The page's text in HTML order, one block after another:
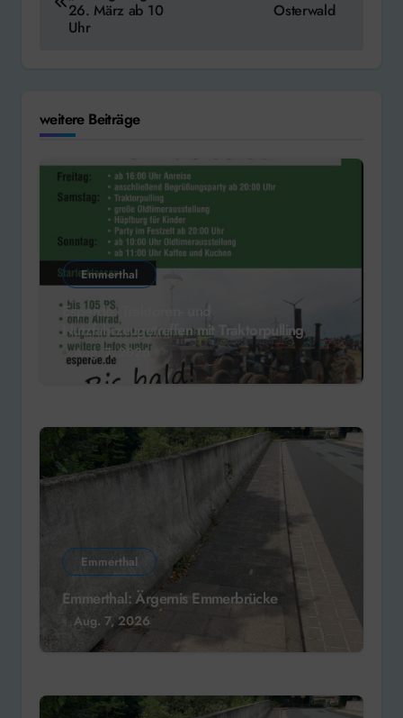
26. März ab 10
Uhr
Osterwald
weitere Beiträge
Emmerthal
Esperde: Traktoren- und
Nutzfahrzeugetreffen mit Traktorpulling
Aug. 7, 2026
Emmerthal
Emmerthal: Ärgernis Emmerbrücke
Aug. 7, 2026